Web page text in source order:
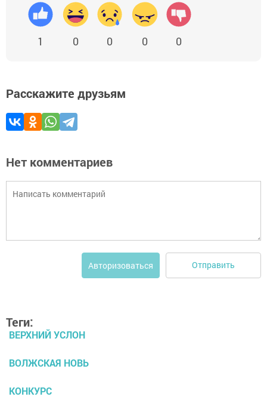
1 0 0 0 0
Расскажите друзьям
Нет комментариев
Авторизоваться Отправить
Теги:
ВЕРХНИЙ УСЛОН
ВОЛЖСКАЯ НОВЬ
КОНКУРС